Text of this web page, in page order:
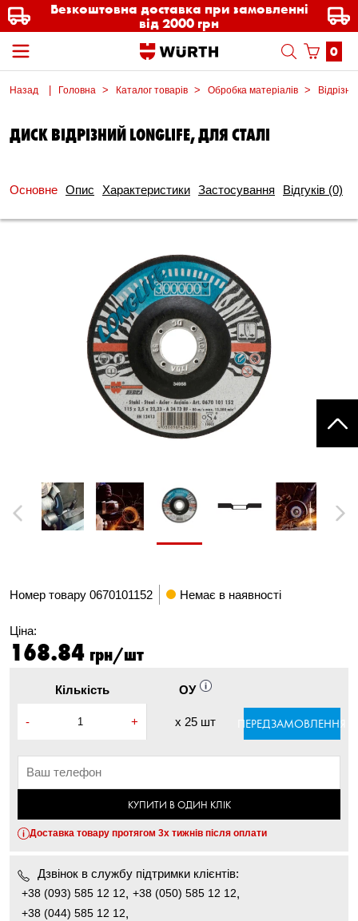
Безкоштовна доставка при замовленні
від 2000 грн
0
Назад Головна Каталог товарів Обробка матеріалів
ДИСК ВІДРІЗНИЙ LONGLIFE, ДЛЯ СТАЛI
Основне Опис Характеристики Застосування Відгуків (0)
Previous Next
Номер товару 0670101152 Немає в наявності
Ціна:
168.84 грн/шт
Кількість
- +
ОУ
x 25 шт ПЕРЕДЗАМОВЛЕННЯ
КУПИТИ В ОДИН КЛІК
Доставка товару протягом 3х тижнів після оплати
Дзвінок в службу підтримки клієнтів:
+38 (093) 585 12 12, +38 (050) 585 12 12,
+38 (044) 585 12 12,